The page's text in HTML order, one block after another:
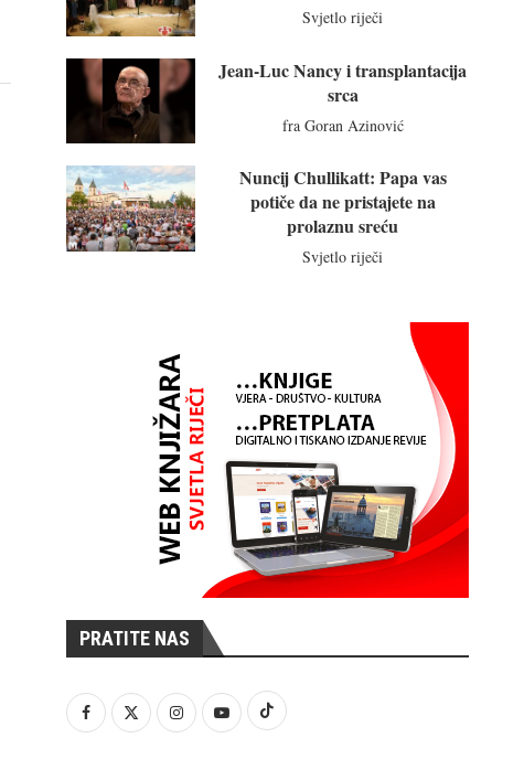
Svjetlo riječi
Jean-Luc Nancy i transplantacija
srca
fra Goran Azinović
Nuncij Chullikatt: Papa vas
potiče da ne pristajete na
prolaznu sreću
Svjetlo riječi
PRATITE NAS